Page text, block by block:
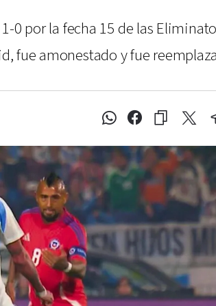
0 por la fecha 15 de las
fue amonestado y fue